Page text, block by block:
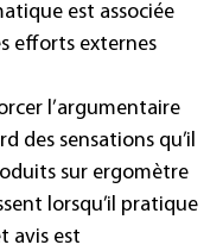
est associée
efforts externes
l’argumentaire
des sensations qu’il
sur ergomètre
lorsqu’il pratique
avis est